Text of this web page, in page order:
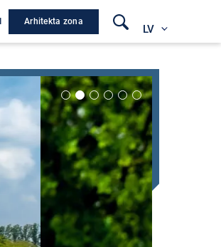
Arhitekta zona
LV